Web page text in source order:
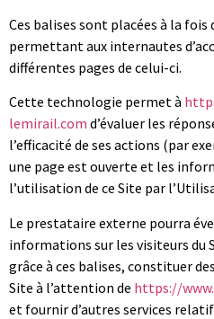
Ces balises sont placées à la
permettant aux internautes
différentes pages de celui-ci.
Cette technologie permet à
lemirail.com d’évaluer les
l’efficacité de ses actions (par
une page est ouverte et les
l’utilisation de ce Site par
Le prestataire externe pourra
informations sur les visiteurs du
grâce à ces balises, constituer
Site à l’attention de https://
et fournir d’autres services